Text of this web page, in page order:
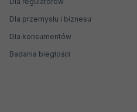
Dla przemysłu i biznesu
Dla konsumentów
Badania biegłości